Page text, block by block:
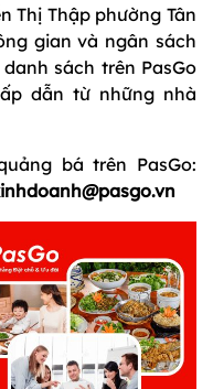
Thị Thập phường Tân
gian và ngân sách
sách trên PasGo
dẫn từ những nhà
bá trên PasGo: